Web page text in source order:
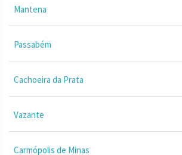
Mantena
Passabém
Cachoeira da Prata
Vazante
Carmópolis de Minas